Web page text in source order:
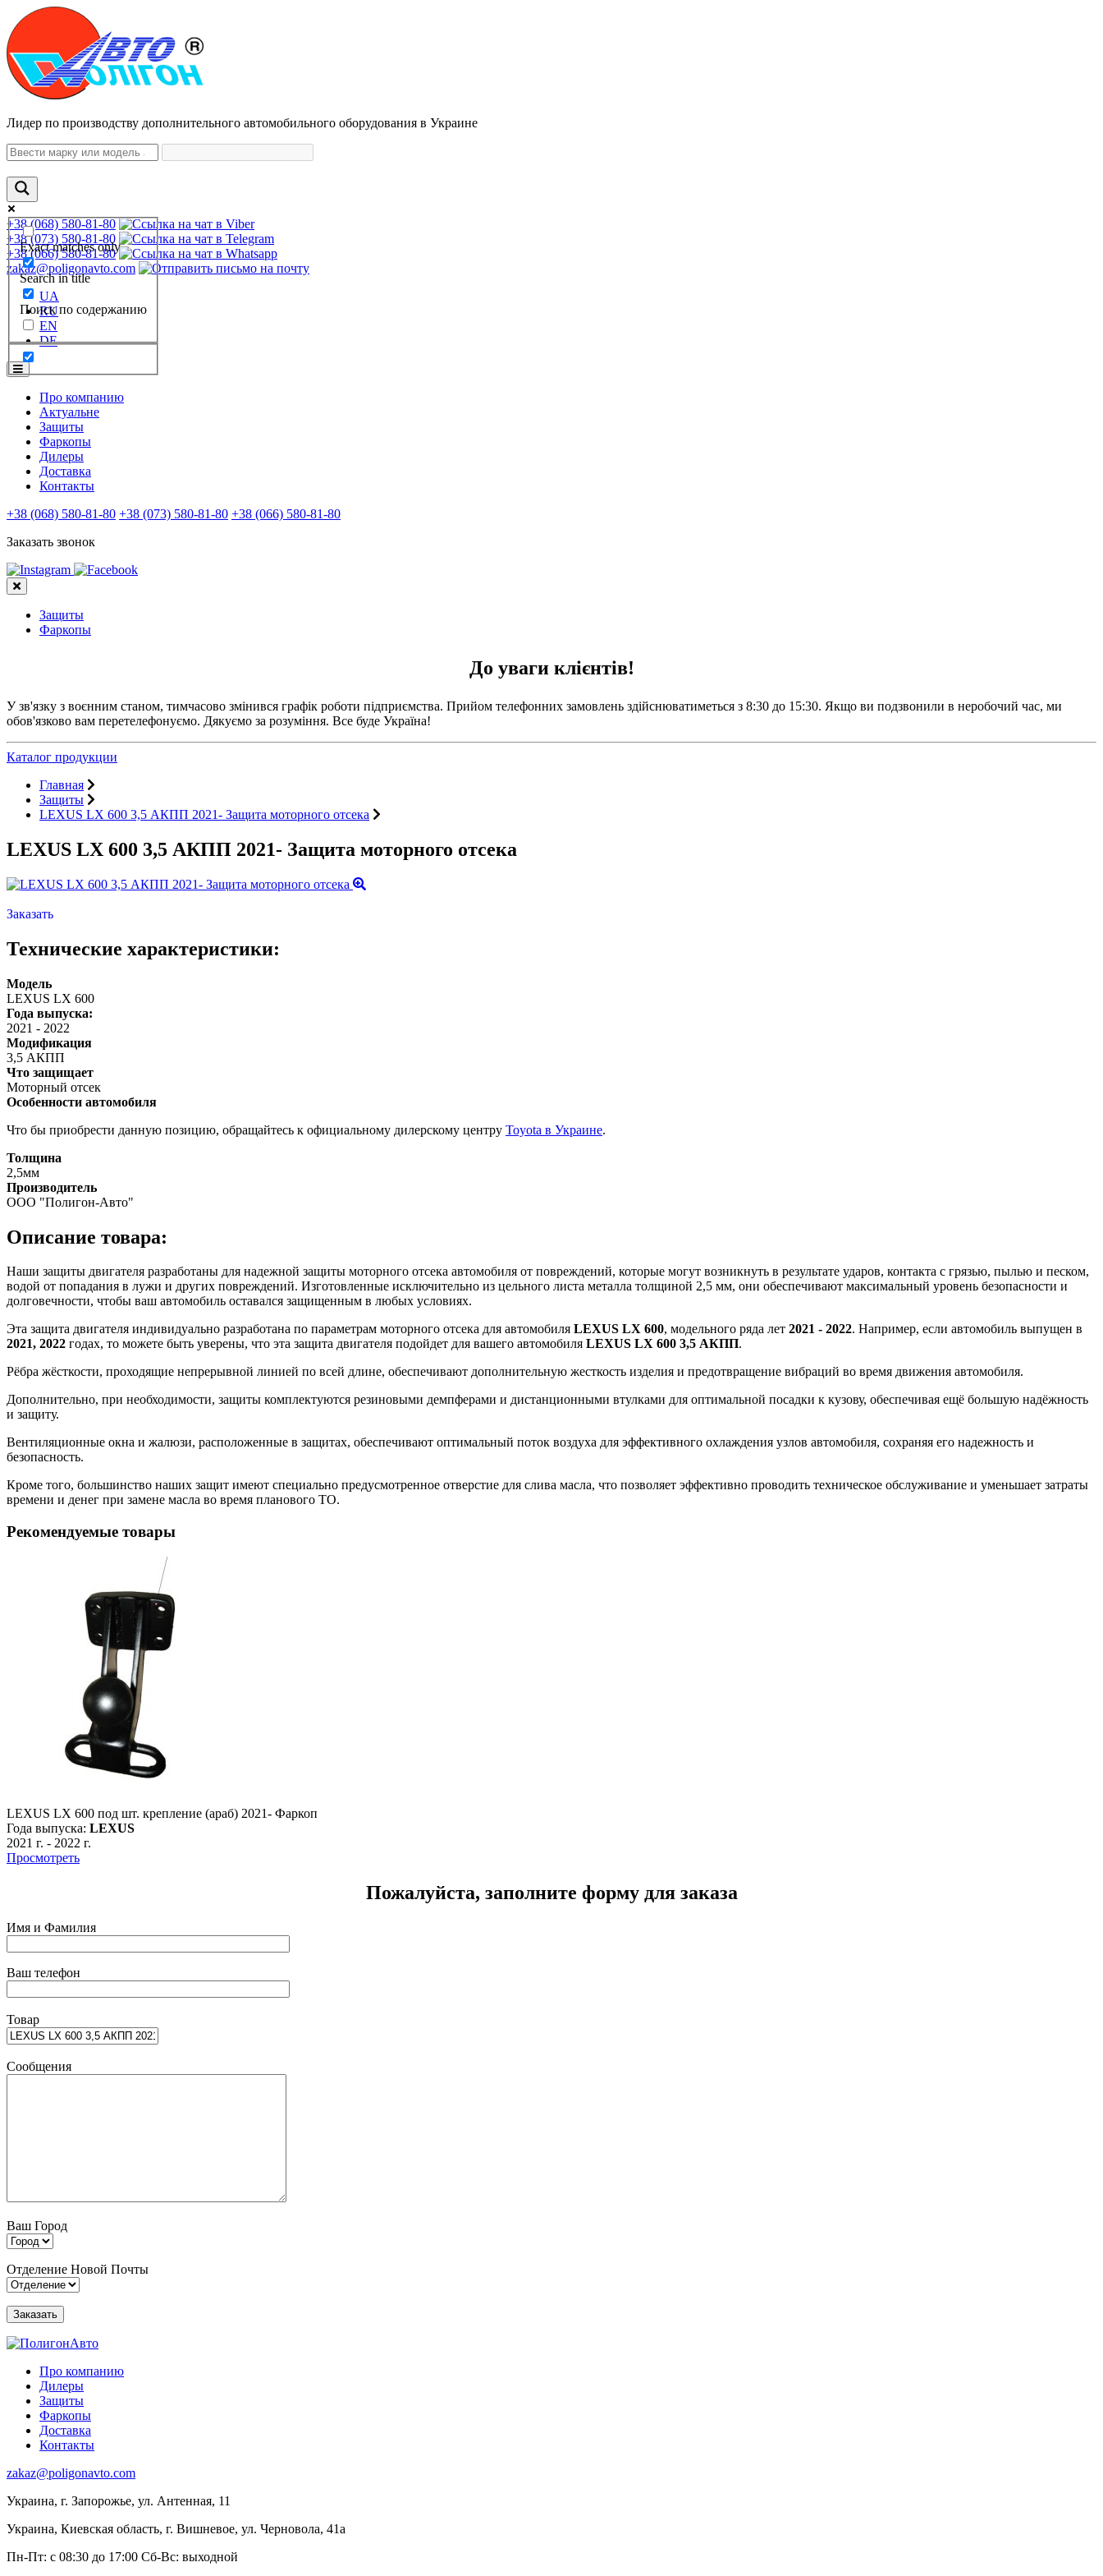
Лидер по производству дополнительного автомобильного оборудования в Украине
Exact matches only
Search in title
Поиск по содержанию
+38 (068) 580-81-80
+38 (073) 580-81-80
+38 (066) 580-81-80
zakaz@poligonavto.com
UA
RU
EN
DE
Про компанию
Актуальне
Защиты
Фаркопы
Дилеры
Доставка
Контакты
+38 (068) 580-81-80 +38 (073) 580-81-80 +38 (066) 580-81-80
Заказать звонок
Защиты
Фаркопы
До уваги клієнтів!
У зв'язку з воєнним станом, тимчасово змінився графік роботи підприємства. Прийом телефонних замовлень здійснюватиметься з 8:30 до 15:30. Якщо ви подзвонили в неробочий час, ми
обов'язково вам перетелефонуємо. Дякуємо за розуміння. Все буде Україна!
Каталог продукции
Главная
Защиты
LEXUS LX 600 3,5 АКПП 2021- Защита моторного отсека
LEXUS LX 600 3,5 АКПП 2021- Защита моторного отсека
Заказать
Технические характеристики:
Модель
LEXUS LX 600
Года выпуска:
2021 - 2022
Модификация
3,5 АКПП
Что защищает
Моторный отсек
Особенности автомобиля
Что бы приобрести данную позицию, обращайтесь к официальному дилерскому центру Toyota в Украине.
Толщина
2,5мм
Производитель
ООО "Полигон-Авто"
Описание товара:
Наши защиты двигателя разработаны для надежной защиты моторного отсека автомобиля от повреждений, которые могут возникнуть в результате ударов, контакта с грязью, пылью и песком,
водой от попадания в лужи и других повреждений. Изготовленные исключительно из цельного листа металла толщиной 2,5 мм, они обеспечивают максимальный уровень безопасности и
долговечности, чтобы ваш автомобиль оставался защищенным в любых условиях.
Эта защита двигателя индивидуально разработана по параметрам моторного отсека для автомобиля LEXUS LX 600, модельного ряда лет 2021 - 2022. Например, если автомобиль выпущен в
2021, 2022 годах, то можете быть уверены, что эта защита двигателя подойдет для вашего автомобиля LEXUS LX 600 3,5 АКПП.
Рёбра жёсткости, проходящие непрерывной линией по всей длине, обеспечивают дополнительную жесткость изделия и предотвращение вибраций во время движения автомобиля.
Дополнительно, при необходимости, защиты комплектуются резиновыми демпферами и дистанционными втулками для оптимальной посадки к кузову, обеспечивая ещё большую надёжность
и защиту.
Вентиляционные окна и жалюзи, расположенные в защитах, обеспечивают оптимальный поток воздуха для эффективного охлаждения узлов автомобиля, сохраняя его надежность и
безопасность.
Кроме того, большинство наших защит имеют специально предусмотренное отверстие для слива масла, что позволяет эффективно проводить техническое обслуживание и уменьшает затраты
времени и денег при замене масла во время планового ТО.
Рекомендуемые товары
LEXUS LX 600 под шт. крепление (араб) 2021- Фаркоп
Года выпуска: LEXUS
2021 г. - 2022 г.
Просмотреть
Пожалуйста, заполните форму для заказа
Имя и Фамилия
Ваш телефон
Товар
Сообщения
Ваш Город
Отделение Новой Почты
Про компанию
Дилеры
Защиты
Фаркопы
Доставка
Контакты
zakaz@poligonavto.com
Украина, г. Запорожье, ул. Антенная, 11
Украина, Киевская область, г. Вишневое, ул. Черновола, 41а
Пн-Пт: с 08:30 до 17:00 Сб-Вс: выходной